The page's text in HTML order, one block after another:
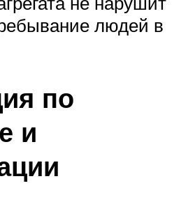
людей в
по
и